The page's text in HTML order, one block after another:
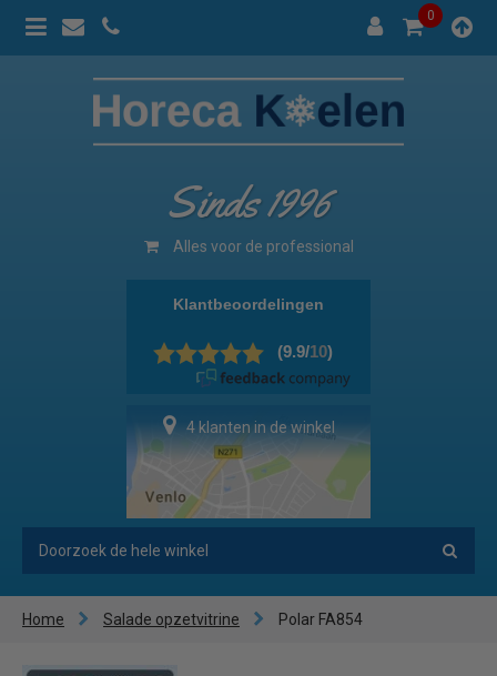
0
Sinds 1996
100% prijsgarantie
4 klanten in de winkel
Home Salade opzetvitrine Polar FA854